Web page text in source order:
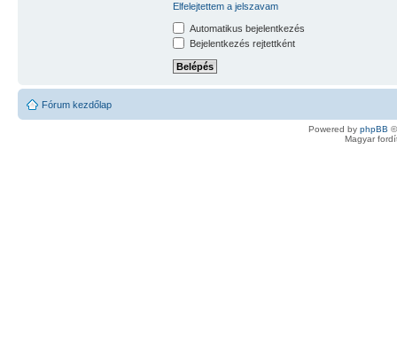
Elfelejtettem a jelszavam
Automatikus bejelentkezés
Bejelentkezés rejtettként
Fórum kezdőlap
Powered by phpBB
Magyar